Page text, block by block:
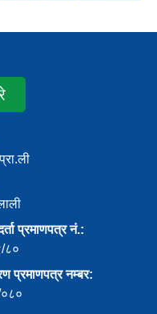
प्रमाणपत्र नं.:
८०
प्रमाणपत्र नम्बर: